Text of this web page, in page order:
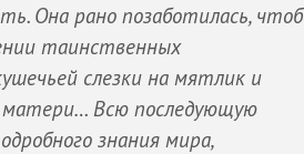
Она рано позаботилась, чтоб
таинственных
слезки на мятлик и
матери… Всю последующую
знания мира,